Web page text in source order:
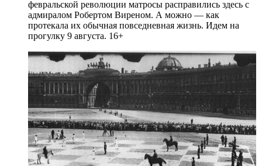
февральской революции матросы расправились здесь с
адмиралом Робертом Виреном. А можно — как
протекала их обычная повседневная жизнь. Идем на
прогулку 9 августа. 16+